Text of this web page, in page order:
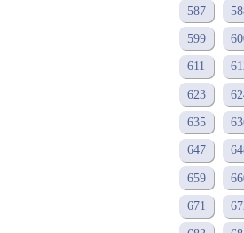
587
599
611
623
635
647
659
671